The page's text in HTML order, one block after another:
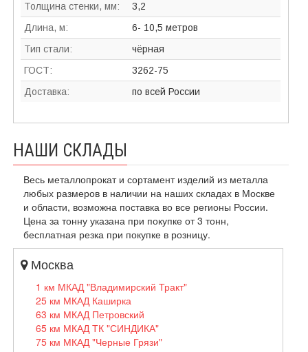
Толщина стенки, мм:
3,2
Длина, м:
6- 10,5 метров
Тип стали:
чёрная
ГОСТ:
3262-75
Доставка:
по всей России
НАШИ СКЛАДЫ
Весь металлопрокат и сортамент изделий из металла
любых размеров в наличии на наших складах в Москве
и области, возможна поставка во все регионы России.
Цена за тонну указана при покупке от 3 тонн,
бесплатная резка при покупке в розницу.
Москва
1 км МКАД "Владимирский Тракт"
25 км МКАД Каширка
63 км МКАД Петровский
65 км МКАД ТК "СИНДИКА"
75 км МКАД "Черные Грязи"